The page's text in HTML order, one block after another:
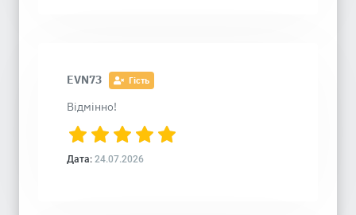
EVN73 Гість
Відмінно!
Дата: 24.07.2026